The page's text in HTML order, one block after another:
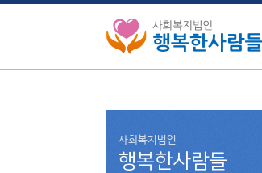
사회복지법인
행복한사람들